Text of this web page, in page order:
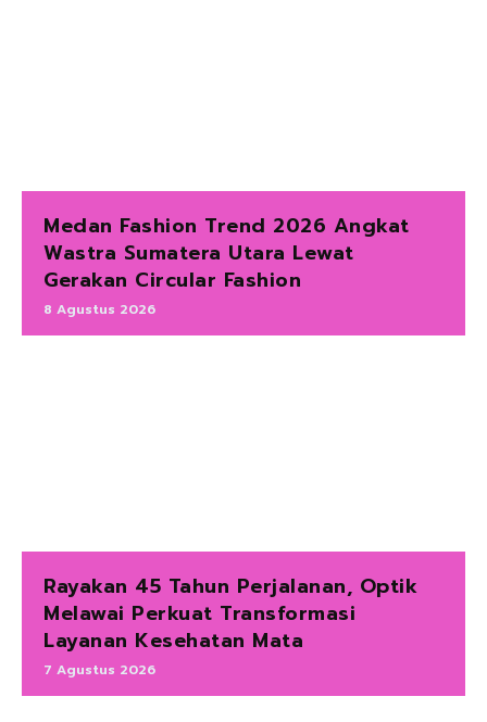
Medan Fashion Trend 2026 Angkat
Wastra Sumatera Utara Lewat
Gerakan Circular Fashion
8 Agustus 2026
Rayakan 45 Tahun Perjalanan, Optik
Melawai Perkuat Transformasi
Layanan Kesehatan Mata
7 Agustus 2026